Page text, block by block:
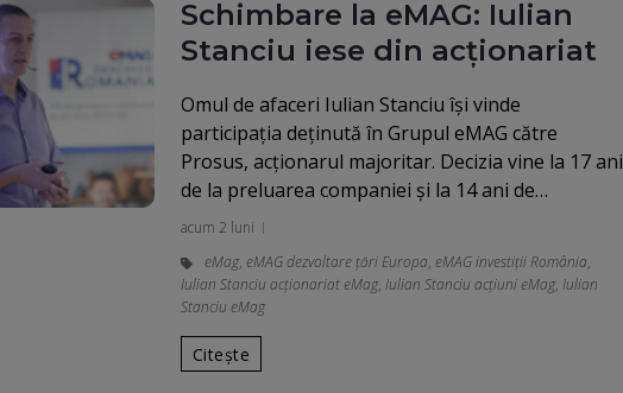
Schimbare la eMAG: Iulian
Stanciu iese din acționariat
Omul de afaceri Iulian Stanciu își vinde
participația deținută în Grupul eMAG către
Prosus, acționarul majoritar. Decizia vine la 17 ani
de la preluarea companiei și la 14 ani de…
acum 2 luni
eMag, eMAG dezvoltare țări Europa, eMAG investiții România,
Iulian Stanciu acționariat eMag, Iulian Stanciu acțiuni eMag, Iulian
Stanciu eMag
Citește